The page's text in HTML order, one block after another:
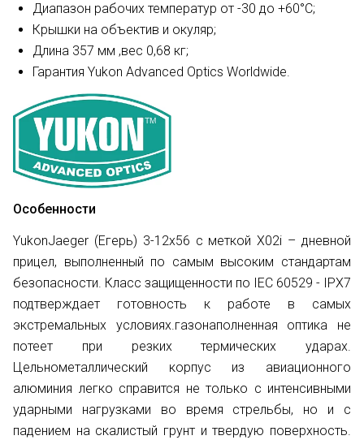
Диапазон рабочих температур от -30 до +60°С;
Крышки на объектив и окуляр;
Длина 357 мм ,вес 0,68 кг;
Гарантия Yukon Advanced Optics Worldwide.
Особенности
YukonJaeger (Егерь) 3-12х56 с меткой X02i – дневной
прицел, выполненный по самым высоким стандартам
безопасности. Класс защищенности по IEC 60529 - IPX7
подтверждает готовность к работе в самых
экстремальных условиях.газонаполненная оптика не
потеет при резких термических ударах.
Цельнометаллический корпус из авиационного
алюминия легко справится не только с интенсивными
ударными нагрузками во время стрельбы, но и с
падением на скалистый грунт и твердую поверхность.